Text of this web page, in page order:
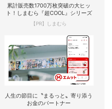
累計販売数1700万枚突破の大ヒッ
ト！しまむら『超COOL』シリーズ
【PR】しまむら
人生の節目に〝まるっと〟寄り添う
お金のパートナー